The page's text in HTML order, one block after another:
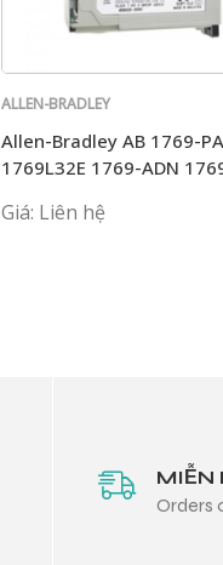
ALLEN-BRADLEY
Allen-Bradley AB 1769-
1769L32E 1769-ADN
Giá: Liên hệ
MIỄN
Orders